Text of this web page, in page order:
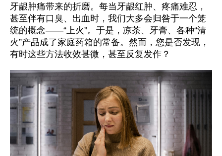
牙龈肿痛带来的折磨。每当牙龈红肿、疼痛难忍，
甚至伴有口臭、出血时，我们大多会归咎于一个笼
统的概念——“上火”。于是，凉茶、牙膏、各种“清
火”产品成了家庭药箱的常备。然而，您是否发现，
有时这些方法收效甚微，甚至反复发作？